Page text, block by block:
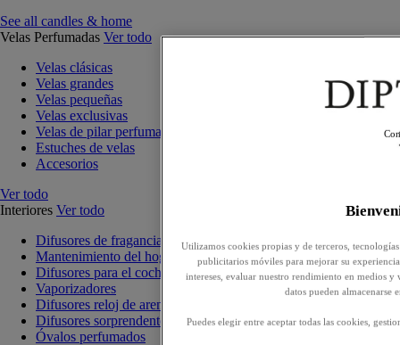
See all candles & home
Velas Perfumadas Ver todo
Velas clásicas
Velas grandes
Velas pequeñas
Velas exclusivas
Velas de pilar perfumadas
Estuches de velas
Accesorios
Ver todo
Interiores Ver todo
Difusores de fragancia para interiores
Mantenimiento del hogar
Difusores para el coche
Vaporizadores
Difusores reloj de arena
Difusores sorprendentes
Óvalos perfumados
Utilizamos cookies propias y de terceros,
publicitarios móviles para mejorar su
intereses, evaluar nuestro rendimiento en medios
datos pueden almacenarse
Puedes elegir entre aceptar todas las cookies,